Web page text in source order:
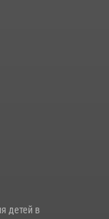
детей в